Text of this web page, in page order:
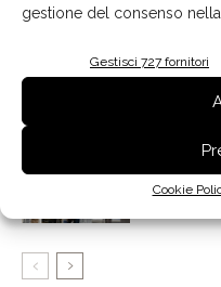
gestione del consenso
Gestisci 727 fornitori
Cookie
Carlo